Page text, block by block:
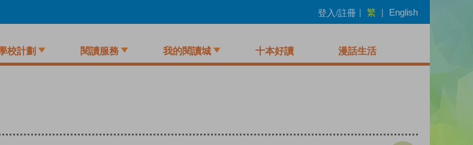
登入/註冊 | 繁 | English
校計劃 閱讀服務 我的閱讀城 十本好讀 漫話生活